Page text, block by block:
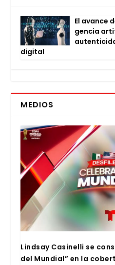
El avan­ce
gen­cia
digi­tal
MEDIOS
Lind­say Casi­ne­lli se
del Mun­dial” en la